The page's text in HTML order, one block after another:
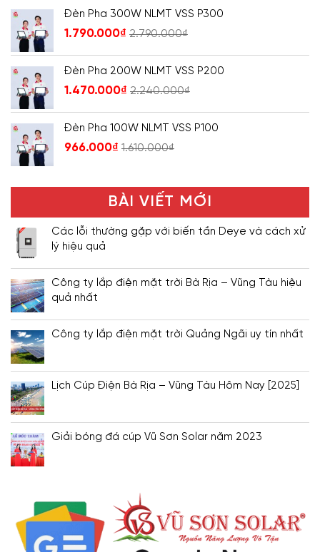
Đèn Pha 300W NLMT VSS P300
1.790.000₫ 2.790.000₫
Đèn Pha 200W NLMT VSS P200
1.470.000₫ 2.240.000₫
Đèn Pha 100W NLMT VSS P100
966.000₫ 1.610.000₫
BÀI VIẾT MỚI
Các lỗi thường gặp với biến tần Deye và cách xử
lý hiệu quả
Công ty lắp điện mặt trời Bà Rịa – Vũng Tàu hiệu
quả nhất
Công ty lắp điện mặt trời Quảng Ngãi uy tín nhất
Lịch Cúp Điện Bà Rịa – Vũng Tàu Hôm Nay [2025]
Giải bóng đá cúp Vũ Sơn Solar năm 2023